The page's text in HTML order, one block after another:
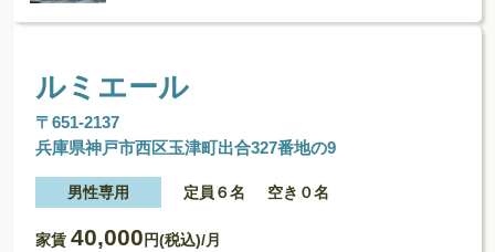
ルミエール
〒651-2137
兵庫県神戸市西区玉津町出合327番地の9
男性専用 定員６名 空き０名
家賃40,000 円(税込)/月